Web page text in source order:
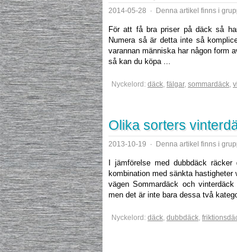
2014-05-28 · Denna artikel finns i
För att få bra priser på däck så
Numera så är detta inte så
varannan människa har någon form
så kan du köpa ...
Nyckelord: däck, fälgar, sommardäck,
Olika sorters
2013-10-19 · Denna artikel finns i
I jämförelse med dubbdäck
kombination med sänkta
vägen Sommardäck och
men det är inte bara dessa två
Nyckelord: däck, dubbdäck,